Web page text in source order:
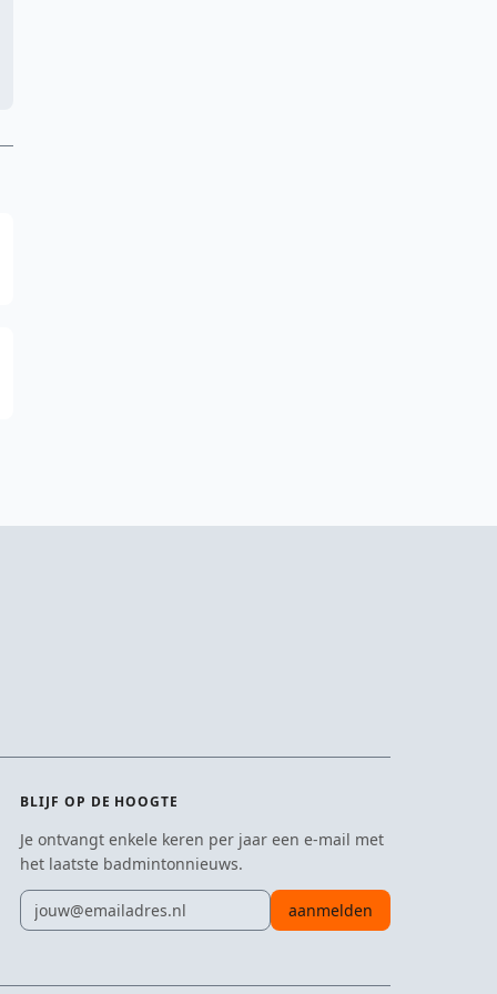
BLIJF OP DE HOOGTE
Je ontvangt enkele keren per jaar een e-mail met
het laatste badmintonnieuws.
E-mailadres
aanmelden